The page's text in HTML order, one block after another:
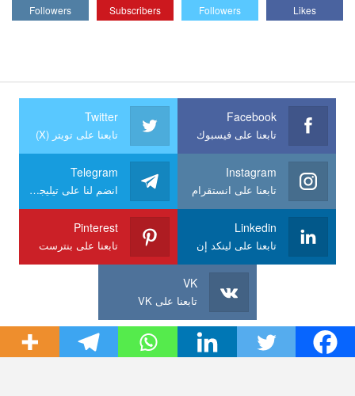
Likes
Followers
Subscribers
Followers
Facebook
تابعنا على فيسبوك
Twitter
تابعنا على تويتر (X)
Instagram
تابعنا على انستقرام
Telegram
انضم لنا على تيليجرام
Linkedin
تابعنا على لينكد إن
Pinterest
تابعنا على بنترست
VK
تابعنا على VK